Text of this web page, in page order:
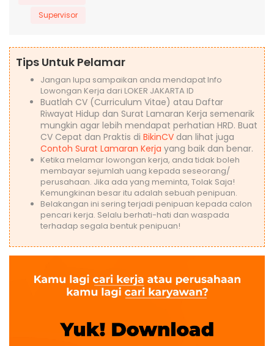
Supervisor
Tips Untuk Pelamar
Jangan lupa sampaikan anda mendapat Info
Lowongan Kerja dari LOKER JAKARTA ID
Buatlah CV (Curriculum Vitae) atau Daftar
Riwayat Hidup dan Surat Lamaran Kerja semenarik
mungkin agar lebih mendapat perhatian HRD. Buat
CV Cepat dan Praktis di BikinCV dan lihat juga
Contoh Surat Lamaran Kerja yang baik dan benar.
Ketika melamar lowongan kerja, anda tidak boleh
membayar sejumlah uang kepada seseorang/
perusahaan. Jika ada yang meminta, Tolak Saja!
Kemungkinan besar itu adalah sebuah penipuan.
Belakangan ini sering terjadi penipuan kepada calon
pencari kerja. Selalu berhati-hati dan waspada
terhadap segala bentuk penipuan!